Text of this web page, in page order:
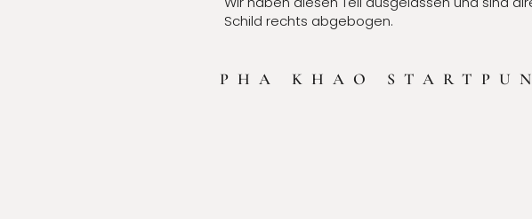
Schild rechts abgebogen.
PHA KHAO